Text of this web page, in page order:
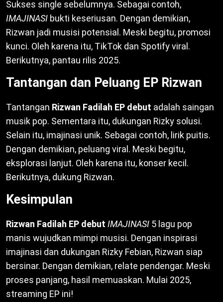
Sukses single sebelumnya. Sebagai contoh,
IMAJINASI bukti keseriusan. Dengan demikian,
Rizwan jadi musisi potensial. Meski begitu, promosi
kunci. Oleh karena itu, TikTok dan Spotify viral.
Berikutnya, pantau rilis 2025.
Tantangan dan Peluang EP Rizwan
Tantangan Rizwan Fadilah EP debut adalah saingan
musik pop. Sementara itu, dukungan Rizky solusi.
Selain itu, imajinasi unik. Sebagai contoh, lirik puitis.
Dengan demikian, peluang viral. Meski begitu,
eksplorasi lanjut. Oleh karena itu, konser kecil.
Berikutnya, dukung Rizwan.
Kesimpulan
Rizwan Fadilah EP debut IMAJINASI 5 lagu pop
manis wujudkan mimpi musisi. Dengan inspirasi
imajinasi dan dukungan Rizky Febian, Rizwan siap
bersinar. Dengan demikian, relate pendengar. Meski
proses panjang, hasil memuaskan. Mulai 2025,
streaming EP ini!